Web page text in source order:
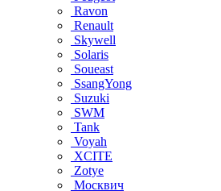
Ravon
Renault
Skywell
Solaris
Soueast
SsangYong
Suzuki
SWM
Tank
Voyah
XCITE
Zotye
Москвич